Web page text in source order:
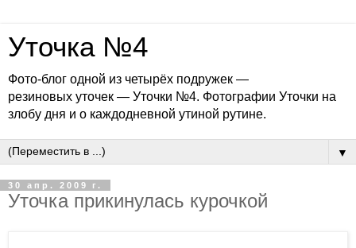
Уточка №4
Фото-блог одной из четырёх подружек —
резиновых уточек — Уточки №4. Фотографии Уточки на
злобу дня и о каждодневной утиной рутине.
▼
30 апр. 2009 г.
Уточка прикинулась курочкой